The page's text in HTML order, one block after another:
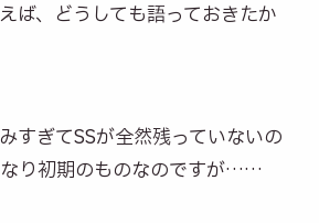
ば、どうしても語っておきたか
すぎてSSが全然残っていないの
り初期のものなのですが……